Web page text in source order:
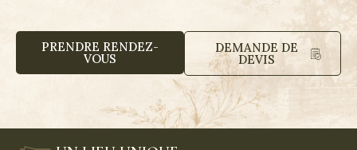
PRENDRE RENDEZ-
VOUS
DEMANDE DE
DEVIS